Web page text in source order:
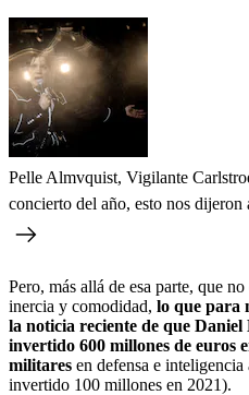
Pelle Almvquist, Vigilante
concierto del año, esto nos dijeron
Pero, más allá de esa parte, que
inercia y comodidad, lo que para
la noticia reciente de que
invertido 600 millones de euros
militares en defensa e
invertido 100 millones en 2021).